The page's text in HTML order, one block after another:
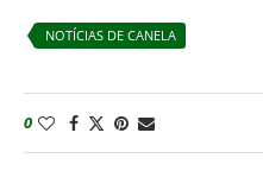
NOTÍCIAS DE CANELA
0